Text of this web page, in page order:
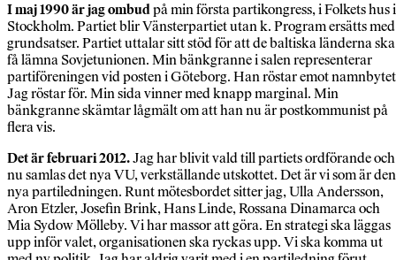
I maj 1990 är jag ombudpå min första partikongress, i Folkets hus i
Stockholm. Partiet blir Vänsterpartiet utan k. Program ersätts med
grundsatser. Partiet uttalar sitt stöd för att de baltiska länderna ska
få lämna Sovjetunionen. Min bänkgranne i salen representerar
partiföreningen vid posten i Göteborg. Han röstar emot
Jag röstar för. Min sida vinner med knapp marginal. Min
bänkgranne skämtar lågmält om att han nu är postkommunist på
flera vis.
Det är februari 2012.Jag har blivit vald till partiets ordförande och
nu samlas det nya VU, verkställande utskottet. Det är vi som är den
nya partiledningen. Runt mötesbordet sitter jag, Ulla Andersson,
Aron Etzler, Josefin Brink, Hans Linde, Rossana Dinamarca och
Mia Sydow Mölleby. Vi har massor att göra. En strategi ska läggas
upp inför valet, organisationen ska ryckas upp. Vi ska komma ut